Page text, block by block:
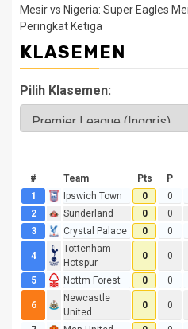
Mesir vs Nigeria: Super Eagles
Peringkat Ketiga
KLASEMEN
Pilih Klasemen: